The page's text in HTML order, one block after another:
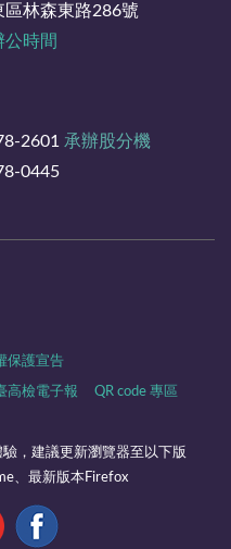
林森東路286號
公時間
2601 承辦股分機
0445
保護宣告
高檢電子報 QR code 專區
，建議更新瀏覽器至以下版
、最新版本Firefox